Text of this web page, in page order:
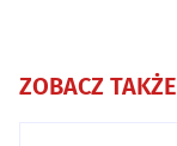
ZOBACZ TAKŻE